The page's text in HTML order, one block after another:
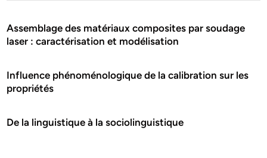
Assemblage des matériaux composites par soudage
laser : caractérisation et modélisation
Influence phénoménologique de la calibration sur les
propriétés
De la linguistique à la sociolinguistique